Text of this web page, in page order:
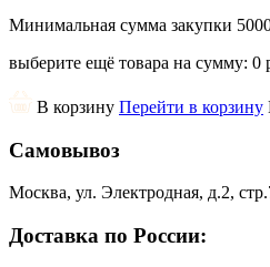
Минимальная сумма закупки
выберите ещё товара на сумму: 0
В корзину Перейти в корзину
Самовывоз
Москва, ул. Электродная, д.2,
Доставка по России: